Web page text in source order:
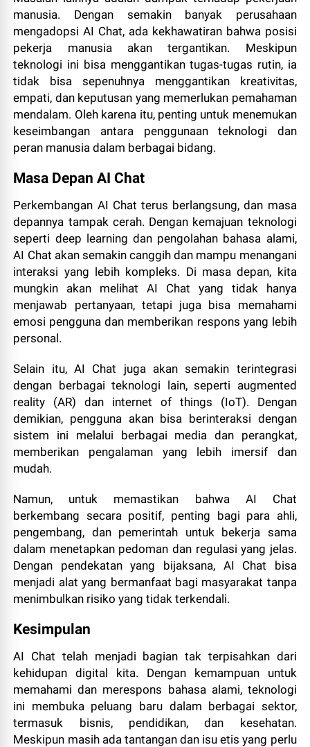
manusia. Dengan semakin banyak perusahaan
mengadopsi AI Chat, ada kekhawatiran bahwa posisi
pekerja manusia akan tergantikan. Meskipun
teknologi ini bisa menggantikan tugas-tugas rutin, ia
tidak bisa sepenuhnya menggantikan kreativitas,
empati, dan keputusan yang memerlukan pemahaman
mendalam. Oleh karena itu, penting untuk menemukan
keseimbangan antara penggunaan teknologi dan
peran manusia dalam berbagai bidang.
Masa Depan AI Chat
Perkembangan AI Chat terus berlangsung, dan masa
depannya tampak cerah. Dengan kemajuan teknologi
seperti deep learning dan pengolahan bahasa alami,
AI Chat akan semakin canggih dan mampu menangani
interaksi yang lebih kompleks. Di masa depan, kita
mungkin akan melihat AI Chat yang tidak hanya
menjawab pertanyaan, tetapi juga bisa memahami
emosi pengguna dan memberikan respons yang lebih
personal.
Selain itu, AI Chat juga akan semakin terintegrasi
dengan berbagai teknologi lain, seperti augmented
reality (AR) dan internet of things (IoT). Dengan
demikian, pengguna akan bisa berinteraksi dengan
sistem ini melalui berbagai media dan perangkat,
memberikan pengalaman yang lebih imersif dan
mudah.
Namun, untuk memastikan bahwa AI Chat
berkembang secara positif, penting bagi para ahli,
pengembang, dan pemerintah untuk bekerja sama
dalam menetapkan pedoman dan regulasi yang jelas.
Dengan pendekatan yang bijaksana, AI Chat bisa
menjadi alat yang bermanfaat bagi masyarakat tanpa
menimbulkan risiko yang tidak terkendali.
Kesimpulan
AI Chat telah menjadi bagian tak terpisahkan dari
kehidupan digital kita. Dengan kemampuan untuk
memahami dan merespons bahasa alami, teknologi
ini membuka peluang baru dalam berbagai sektor,
termasuk bisnis, pendidikan, dan kesehatan.
Meskipun masih ada tantangan dan isu etis yang perlu